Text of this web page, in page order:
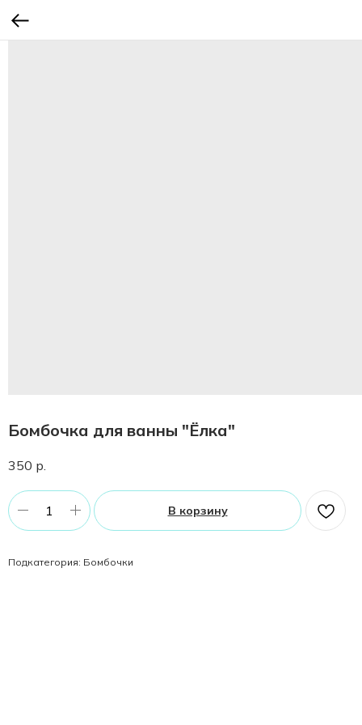
Бомбочка для ванны "Ёлка"
350 р.
В корзину
Подкатегория: Бомбочки